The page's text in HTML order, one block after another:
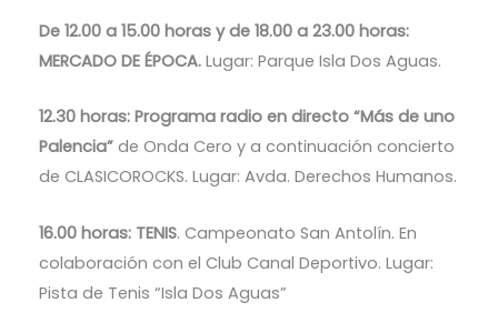
De 12.00 a 15.00 horas y de 18.00 a 23.00 horas:
MERCADO DE ÉPOCA.Lugar: Parque Isla Dos Aguas.
12.30 horas: Programa radio en directo “Más de uno
Palencia”de Onda Cero y a continuación concierto
de CLASICOROCKS. Lugar: Avda. Derechos Humanos.
16.00 horas: TENIS. Campeonato San Antolín. En
colaboración con el Club Canal Deportivo. Lugar:
Pista de Tenis “Isla Dos Aguas”